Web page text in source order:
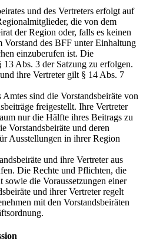
und des Vertreters erfolgt auf
die von dem
der Region oder, falls es keinen
Vorstand des BFF unter Einhaltung
einzuberufen ist. Die
Abs. 3 der Satzung zu erfolgen.
ihre Vertreter gilt § 14 Abs. 7
sind die Vorstandsbeiräte von
freigestellt. Ihre Vertreter
nur die Hälfte ihres Beitrags zu
Vorstandsbeiräte und deren
Ausstellungen in ihrer Region
und ihre Vertreter aus
Die Rechte und Pflichten, die
die Voraussetzungen einer
und ihrer Vertreter regelt
mit den Vorstandsbeiräten